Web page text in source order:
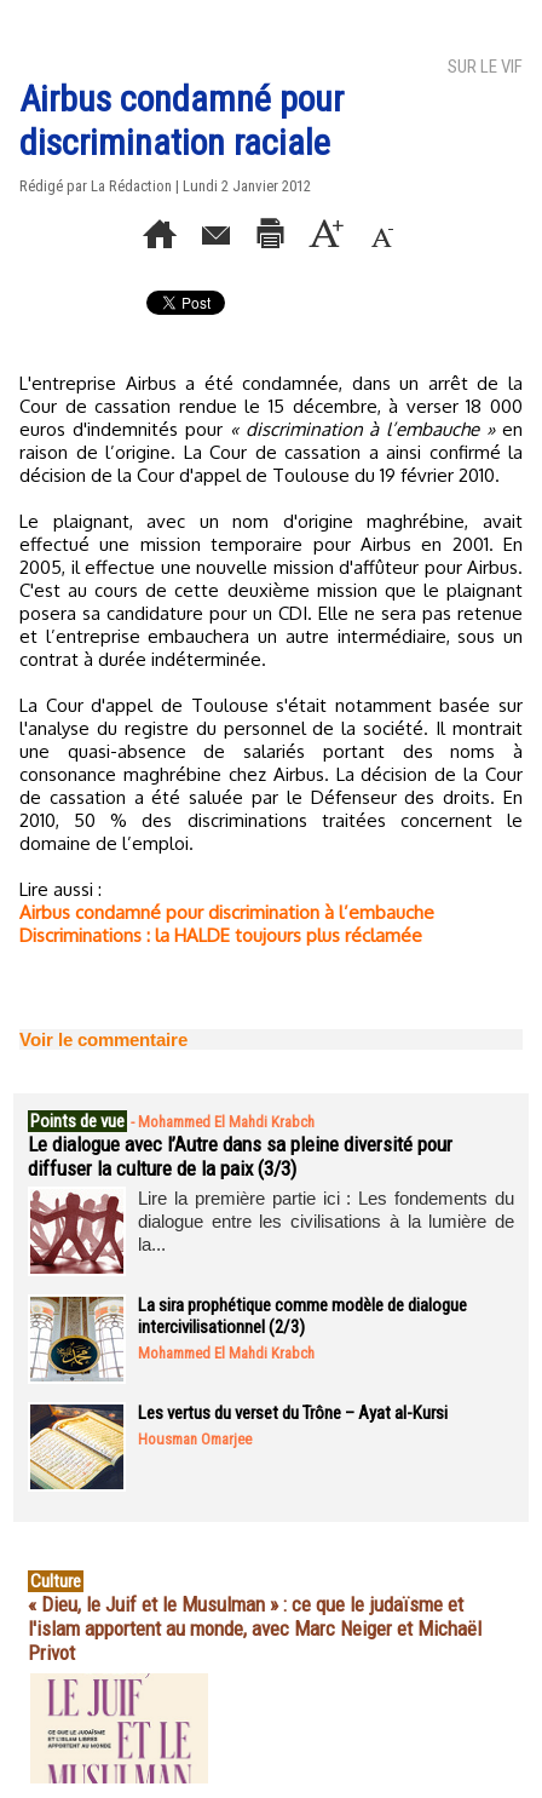
SUR LE VIF
Airbus condamné pour
discrimination raciale
Rédigé par La Rédaction | Lundi 2 Janvier 2012
L'entreprise Airbus a été condamnée, dans un arrêt de la
Cour de cassation rendue le 15 décembre, à verser 18 000
euros d'indemnités pour « discrimination à l’embauche »en
raison de l’origine. La Cour de cassation a ainsi confirmé la
décision de la Cour d'appel de Toulouse du 19 février 2010.
Le plaignant, avec un nom d'origine maghrébine, avait
effectué une mission temporaire pour Airbus en 2001. En
2005, il effectue une nouvelle mission d'affûteur pour Airbus.
C'est au cours de cette deuxième mission que le plaignant
posera sa candidature pour un CDI. Elle ne sera pas retenue
et l’entreprise embauchera un autre intermédiaire, sous un
contrat à durée indéterminée.
La Cour d'appel de Toulouse s'était notamment basée sur
l'analyse du registre du personnel de la société. Il montrait
une quasi-absence de salariés portant des noms à
consonance maghrébine chez Airbus. La décision de la Cour
de cassation a été saluée par le Défenseur des droits. En
2010, 50 % des discriminations traitées concernent le
domaine de l’emploi.
Lire aussi :
Airbus condamné pour discrimination à l’embauche
Discriminations : la HALDE toujours plus réclamée
Voir le commentaire
Points de vue - Mohammed El Mahdi Krabch
Le dialogue avec l’Autre dans sa pleine diversité pour
diffuser la culture de la paix (3/3)
Lire la première partie ici : Les fondements du
dialogue entre les civilisations à la lumière de
la...
La sira prophétique comme modèle de dialogue
intercivilisationnel (2/3)
Mohammed El Mahdi Krabch
Les vertus du verset du Trône – Ayat al-Kursi
Housman Omarjee
Culture
« Dieu, le Juif et le Musulman » : ce que le judaïsme et
l'islam apportent au monde, avec Marc Neiger et Michaël
Privot